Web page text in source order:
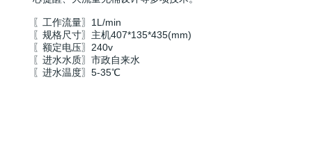
〖工作流量〗1L/min
〖规格尺寸〗主机407*135*435(mm)
〖额定电压〗240v
〖进水水质〗市政自来水
〖进水温度〗5-35℃